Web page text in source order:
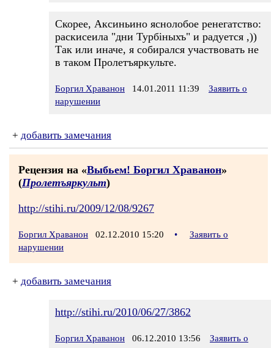
Скорее, Аксиньино яснолобое ренегатство:
раcкисеила "дни Турбiныхъ" и радуется ,))
Так или иначе, я собирался участвовать не
в таком Пролетъяркульте.
Боргил Храванон 14.01.2011 11:39
Заявить о
нарушении
+ добавить замечания
Рецензия на «Выбьем! Боргил Храванон»
(Пролетъяркульт)
http://stihi.ru/2009/12/08/9267
Боргил Храванон 02.12.2010 15:20 •
Заявить о
нарушении
+ добавить замечания
http://stihi.ru/2010/06/27/3862
Боргил Храванон 06.12.2010 13:56
Заявить о